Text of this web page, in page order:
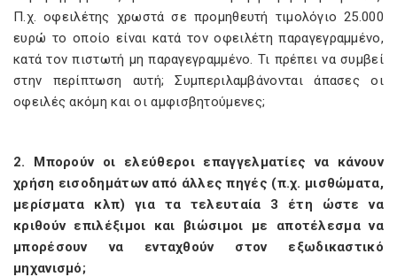
Π.χ. οφειλέτης χρωστά σε προμηθευτή τιμολόγιο 25.000
ευρώ το οποίο είναι κατά τον οφειλέτη παραγεγραμμένο,
κατά τον πιστωτή μη παραγεγραμμένο. Τι πρέπει να συμβεί
στην περίπτωση αυτή; Συμπεριλαμβάνονται άπασες οι
οφειλές ακόμη και οι αμφισβητούμενες;
2. Μπορούν οι ελεύθεροι επαγγελματίες να κάνουν
χρήση εισοδημάτων από άλλες πηγές (π.χ. μισθώματα,
μερίσματα κλπ) για τα τελευταία 3 έτη ώστε να
κριθούν επιλέξιμοι και βιώσιμοι με αποτέλεσμα να
μπορέσουν να ενταχθούν στον εξωδικαστικό
μηχανισμό;